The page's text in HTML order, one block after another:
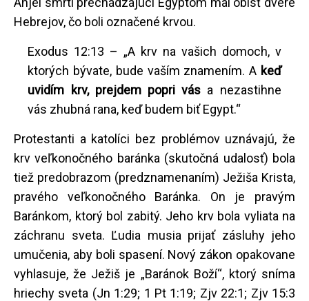
Hebrejov, čo boli označené krvou.
Exodus 12:13 – „A krv na vašich domoch, v
ktorých bývate, bude vaším znamením. A keď
uvidím krv, prejdem popri vás a nezastihne
vás zhubná rana, keď budem biť Egypt.“
Protestanti a katolíci bez problémov uznávajú, že
krv veľkonočného baránka (skutočná udalosť) bola
tiež predobrazom (predznamenaním) Ježiša Krista,
pravého veľkonočného Baránka. On je pravým
Baránkom, ktorý bol zabitý. Jeho krv bola vyliata na
záchranu sveta. Ľudia musia prijať zásluhy jeho
umučenia, aby boli spasení. Nový zákon opakovane
vyhlasuje, že Ježiš je „Baránok Boží“, ktorý sníma
hriechy sveta (Jn 1:29; 1 Pt 1:19; Zjv 22:1; Zjv 15:3